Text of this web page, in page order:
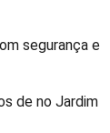
segurança e
de no Jardim